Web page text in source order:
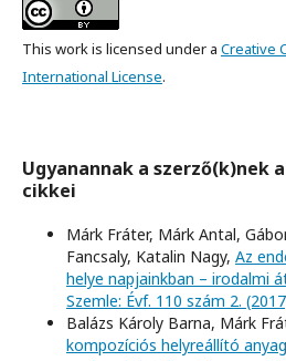
This work is licensed under a Creative
International License.
Ugyanannak a szerző(k)nek
cikkei
Márk Fráter, Márk Antal,
Fancsaly, Katalin Nagy, Az
helye napjainkban – irodalmi
Szemle: Évf. 110 szám 2.
Balázs Károly Barna, Márk
kompozíciós helyreállító